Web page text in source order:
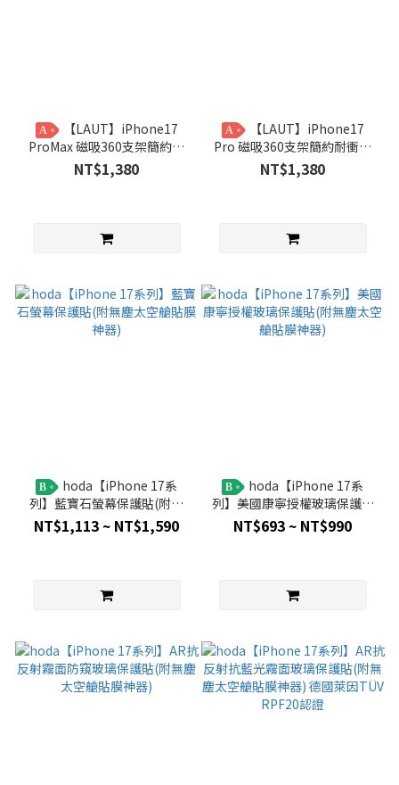
A
ProMax 磁吸360支架簡約耐
衝擊保護殼
NT$1,380
A
Pro 磁吸360支架簡約耐衝擊
保護殼
NT$1,380
B
列】藍寶石螢幕保護貼(附無
塵太空艙貼膜神器)
NT$1,113 ~ NT$1,590
B
列】美國康寧授權玻璃保護貼
(附無塵太空艙貼膜神器)
NT$693 ~ NT$990